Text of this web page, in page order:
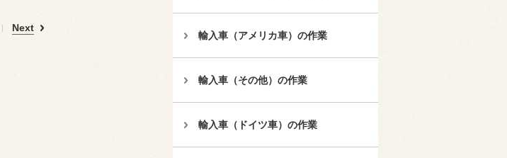
Next
輸入車（アメリカ車）の作業
輸入車（その他）の作業
輸入車（ドイツ車）の作業